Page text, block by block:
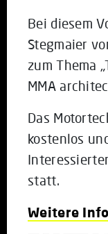
Bei diesem
Stegmaier
zum Thema
MMA
Das
kostenlos
statt.
Weitere